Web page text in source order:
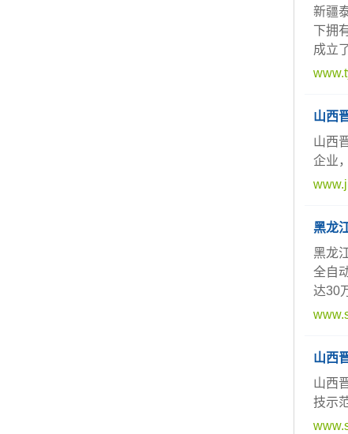
新疆
下拥
成立
山西
山西
企业
黑龙
黑龙
全自
达30
山西
山西
技示